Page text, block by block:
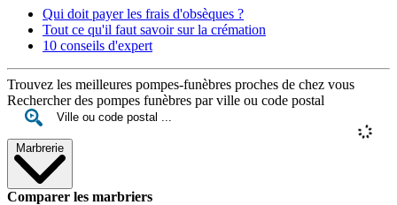
Qui doit payer les frais d'obsèques ?
Tout ce qu'il faut savoir sur la crémation
10 conseils d'expert
Trouvez les meilleures pompes-funèbres proches de chez vous
Rechercher des pompes funèbres par ville ou code postal
Marbrerie
Comparer les marbriers